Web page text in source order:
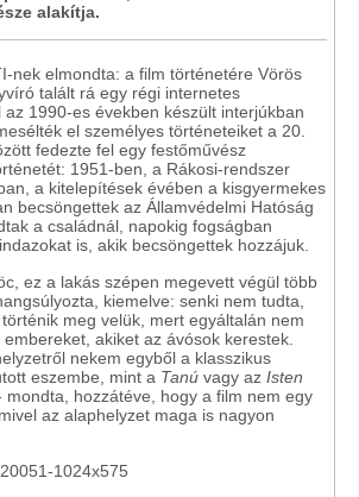
alakítja.
nek elmondta: a film történetére Vörös
talált rá egy régi internetes
1990-es években készült interjúkban
el személyes történeteiket a 20.
fedezte fel egy festőművész
1951-ben, a Rákosi-rendszer
a kitelepítések évében a kisgyermekes
becsöngettek az Államvédelmi Hatóság
a családnál, napokig fogságban
is, akik becsöngettek hozzájuk.
ez a lakás szépen megevett végül több
kiemelve: senki nem tudta,
meg velük, mert egyáltalán nem
akiket az ávósok kerestek.
nekem egyből a klasszikus
eszembe, mint a Tanú vagy az Isten
mondta, hozzátéve, hogy a film nem egy
az alaphelyzet maga is nagyon